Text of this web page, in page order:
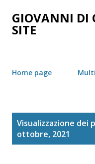
Passa
GIOVANNI DI
SITE
Home page
Visualizzazione dei
ottobre, 2021